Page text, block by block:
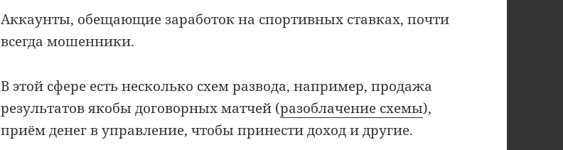
Аккаунты, обещающие заработок на спортивных ставках, почти
всегда мошенники.
В этой сфере есть несколько схем развода, например, продажа
результатов якобы договорных матчей (разоблачение схемы),
приём денег в управление, чтобы принести доход и другие.